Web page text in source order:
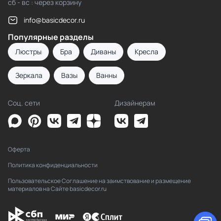
сб - вс : через корзину
info@basicdecor.ru
Популярные разделы
Люстры Бра Диваны Кресла
Зеркала Вазы Ванны
Соц. сети Дизайнерам
Оферта
Политика конфиденциальности
Пользовательское Соглашение на заимствование и размещение
материалов на Сайте basicdecor.ru